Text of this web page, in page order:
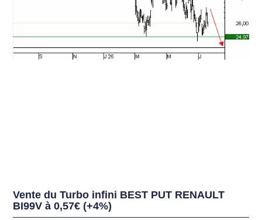
Vente du Turbo infini BEST PUT RENAULT
BI99V à 0,57€ (+4%)